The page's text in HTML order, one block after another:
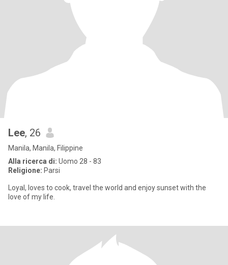
Lee, 26
Manila, Manila, Filippine
Alla ricerca di: Uomo 28 - 83
Religione: Parsi
Loyal, loves to cook, travel the world and enjoy sunset with the
love of my life.